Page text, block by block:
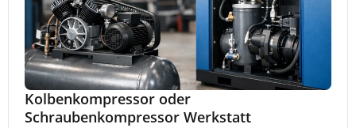
Kolbenkompressor oder
Schraubenkompressor Werkstatt